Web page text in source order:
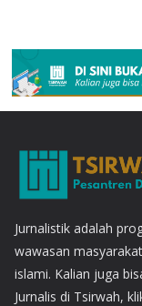
Jurnalistik adalah
wawasan
islami. Kalian juga
Jurnalis di Tsirwah,